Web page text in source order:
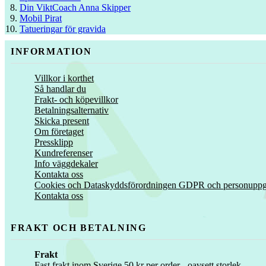
Din ViktCoach Anna Skipper
Mobil Pirat
Tatueringar för gravida
INFORMATION
Villkor i korthet
Så handlar du
Frakt- och köpevillkor
Betalningsalternativ
Skicka present
Om företaget
Pressklipp
Kundreferenser
Info väggdekaler
Kontakta oss
Cookies och Dataskyddsförordningen GDPR och
Kontakta oss
FRAKT OCH BETALNING
Frakt